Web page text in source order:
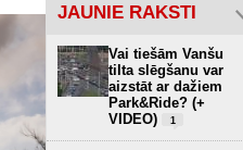
JAUNIE RAKSTI
Vai tiešām Vanšu
tilta slēgšanu var
aizstāt ar dažiem
Park&Ride? (+
VIDEO)
1